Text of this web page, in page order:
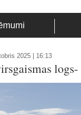
2025 | 16:13